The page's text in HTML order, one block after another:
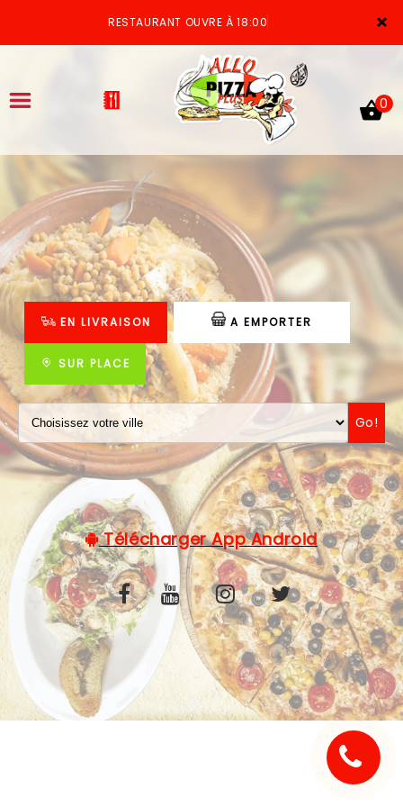
×
RESTAURANT OUVRE À 18:00
ACCUEIL
LA CARTE
VOTRE COMPTE
NOTRE RESTAURANT
VOS AVIS
MENTIONS LÉGALES
0
EN LIVRAISON A EMPORTER
SUR PLACE
Go!
Télécharger App Android